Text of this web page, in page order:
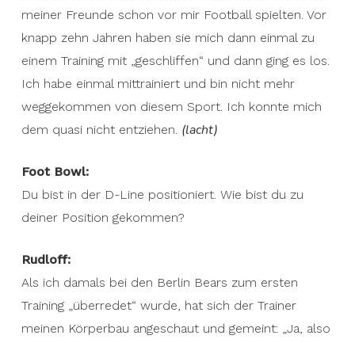
meiner Freunde schon vor mir Football spielten. Vor
knapp zehn Jahren haben sie mich dann einmal zu
einem Training mit „geschliffen“ und dann ging es los.
Ich habe einmal mittrainiert und bin nicht mehr
weggekommen von diesem Sport. Ich konnte mich
dem quasi nicht entziehen. (lacht)
Foot Bowl:
Du bist in der D-Line positioniert. Wie bist du zu
deiner Position gekommen?
Rudloff:
Als ich damals bei den Berlin Bears zum ersten
Training „überredet“ wurde, hat sich der Trainer
meinen Körperbau angeschaut und gemeint: „Ja, also